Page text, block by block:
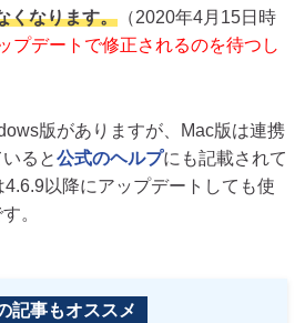
くなります。 （2020年4月15日時
プデートで修正されるのを待つし
版がありますが、Mac版は連携
ると公式のヘルプにも記載されて
以降にアップデートしても使
。
記事もオススメ